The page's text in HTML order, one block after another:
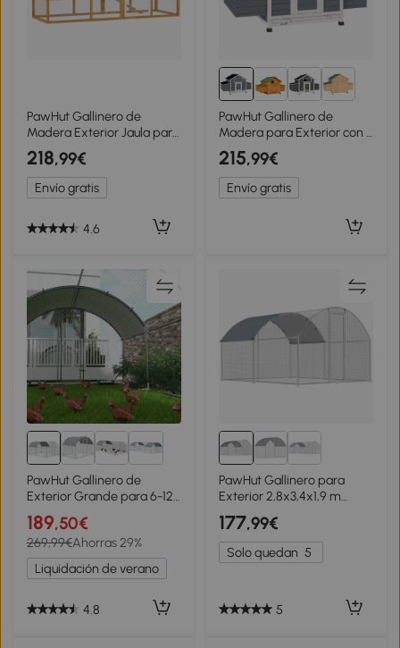
PawHut Gallinero de
Madera Exterior Jaula para
2-4 Gallinas con Corral de
Alambre Techos Asfálticos
Nido Bandeja Extraíble y
Rampa 200x80x105 cm
218,99€
Envío gratis
4.6
PawHut Gallinero de
Madera para Exterior con 2
Nidos Bandeja Extraíble
Perchas Techo
Impermeable
150x100x96,5 cm Gris
215,99€
Envío gratis
PawHut Gallinero de
Exterior Grande para 6-12
Gallinas de Acero
Galvanizado con Techo de
Tela Oxford 2,8x3,8x1,97m
Plata
189,50€
269,99€Ahorras 29%
Liquidación de verano
4.8
PawHut Gallinero para
Exterior 2,8x3,4x1,9 m
Cubierta de Tela Oxford
Anti-UV Impermeable
Pestillos para 10-16 Gallinas
Plata
177,99€
Solo quedan 5
5